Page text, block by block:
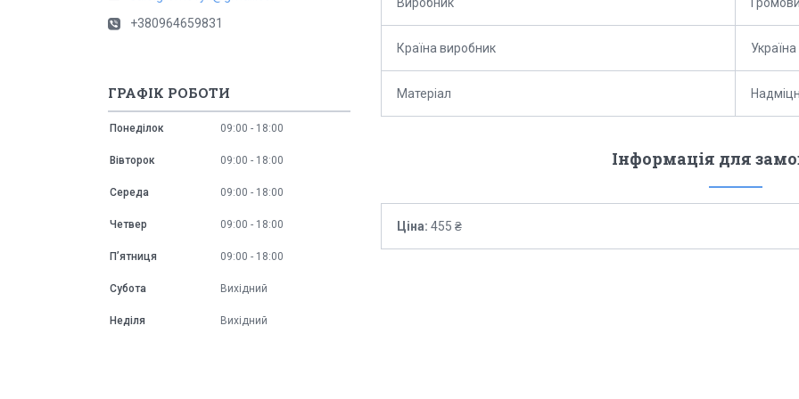
Країна виробник Україна
Матеріал
Інформація для
Ціна: 455 ₴
+380964659831
ГРАФІК РОБОТИ
Понеділок 09:00 18:00
Вівторок 09:00 18:00
Середа 09:00 18:00
Четвер 09:00 18:00
Пʼятниця 09:00 18:00
Субота Вихідний
Неділя Вихідний